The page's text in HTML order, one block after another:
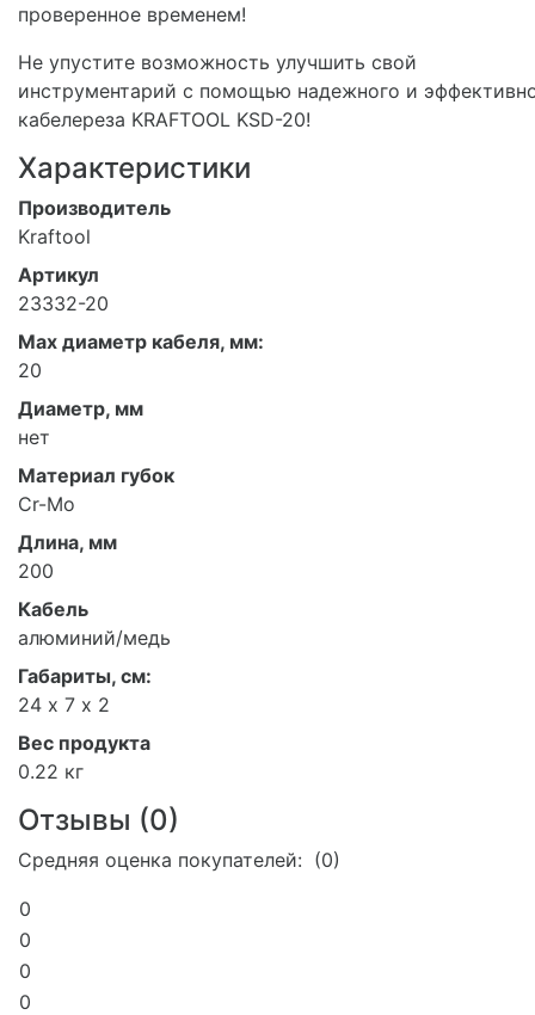
проверенное временем!
Не упустите возможность улучшить свой
инструментарий с помощью надежного и
кабелереза KRAFTOOL KSD-20!
Характеристики
Производитель
Kraftool
Артикул
23332-20
Мах диаметр кабеля, мм:
20
Диаметр, мм
нет
Материал губок
Cr-Mo
Длина, мм
200
Кабель
алюминий/медь
Габариты, см:
24 х 7 х 2
Вес продукта
0.22 кг
Отзывы (0)
Средняя оценка покупателей: (0)
0
0
0
0